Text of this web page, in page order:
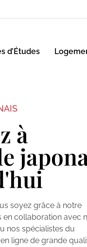
d’Études
à
soyez grâce à notre
en collaboration avec
nos spécialistes du
ligne de grande